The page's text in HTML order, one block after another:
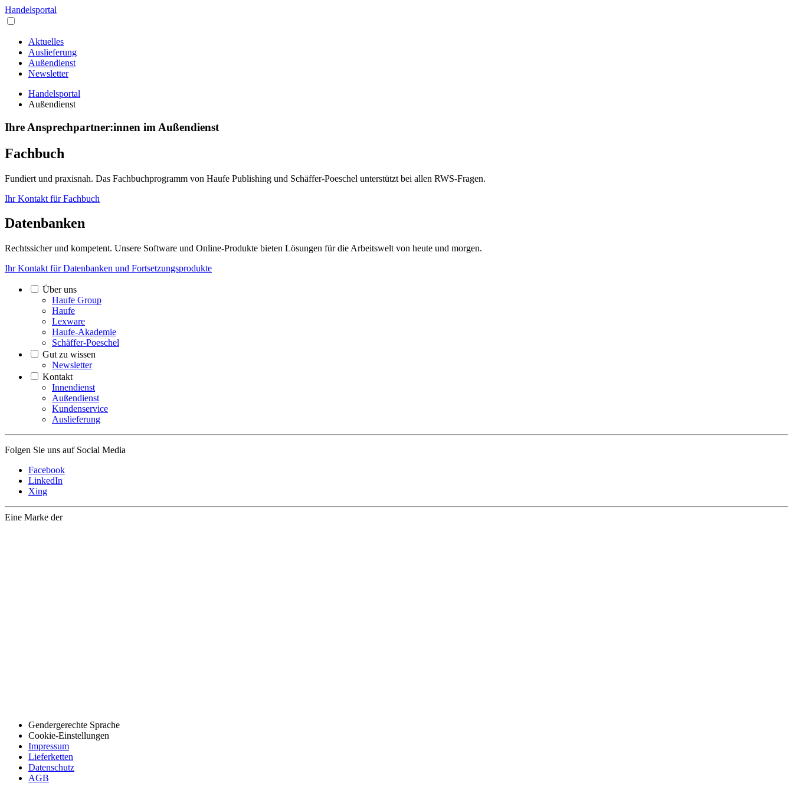
Handelsportal
Aktuelles
Auslieferung
Außendienst
Newsletter
Handelsportal
Außendienst
Ihre Ansprechpartner:innen im Außendienst
Fachbuch
Fundiert und praxisnah. Das Fachbuchprogramm von Haufe Publishing und Schäffer-Poeschel unterstützt bei allen RWS-Fragen.
Ihr Kontakt für Fachbuch
Datenbanken
Rechtssicher und kompetent. Unsere Software und Online-Produkte bieten Lösungen für die Arbeitswelt von heute und morgen.
Ihr Kontakt für Datenbanken und Fortsetzungsprodukte
Über uns
Haufe Group
Haufe
Lexware
Haufe-Akademie
Schäffer-Poeschel
Gut zu wissen
Newsletter
Kontakt
Innendienst
Außendienst
Kundenservice
Auslieferung
Folgen Sie uns auf Social Media
Facebook
LinkedIn
Xing
Eine Marke der
Gendergerechte Sprache
Cookie-Einstellungen
Impressum
Lieferketten
Datenschutz
AGB